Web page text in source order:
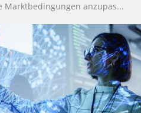
Marktbedingungen anzupas...